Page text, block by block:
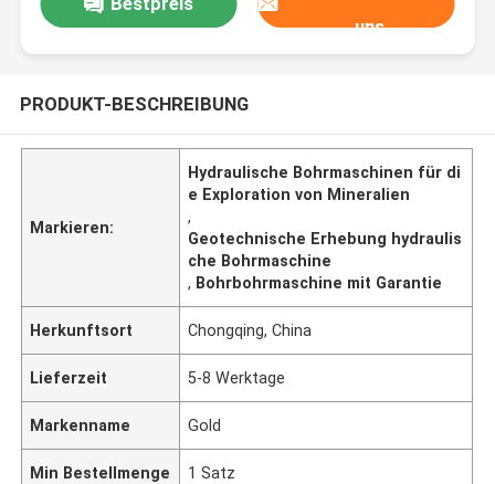
uns
PRODUKT-BESCHREIBUNG
Markieren:
Hydraulische Bohrmaschinen für di
e Exploration von Mineralien
,
Geotechnische Erhebung hydraulis
che Bohrmaschine
, Bohrbohrmaschine mit Garantie
Herkunftsort Chongqing, China
Lieferzeit 5-8 Werktage
Markenname Gold
Min Bestellmenge 1 Satz